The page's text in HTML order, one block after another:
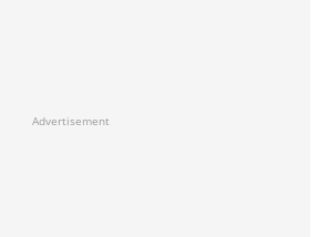
Advertisement